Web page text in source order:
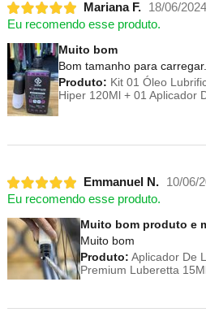
Mariana F.
18/06/2024
Eu recomendo esse produto.
Muito bom
Bom tamanho para
Produto: Kit 01 Óleo
Hiper 120Ml + 01 Aplicador
Emmanuel N.
10/06/
Eu recomendo esse produto.
Muito bom produto e
Muito bom
Produto: Aplicador De
Premium Luberetta